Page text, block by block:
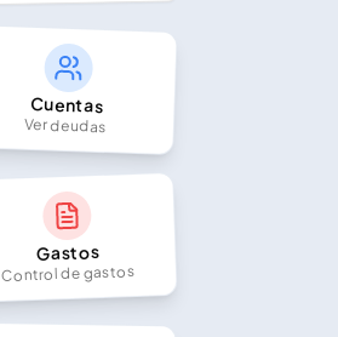
Cuentas
Ver deudas
Gastos
Control de gastos